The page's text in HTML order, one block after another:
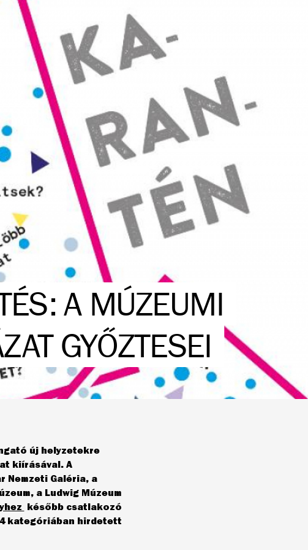
A MÚZEUMI
GYŐZTESEI
új helyzetekre
kiírásával. A
Nemzeti Galéria, a
a Ludwig Múzeum
később csatlakozó
4 kategóriában hirdetett